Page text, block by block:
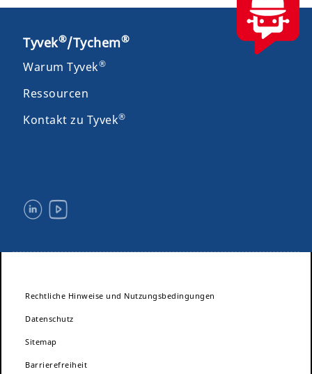
Tyvek®/Tychem®
Warum Tyvek®
Ressourcen
Kontakt zu Tyvek®
Rechtliche Hinweise und Nutzungsbedingungen
Datenschutz
Sitemap
Barrierefreiheit